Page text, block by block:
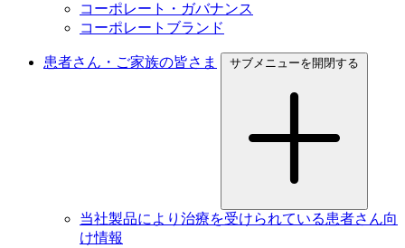
コーポレート・ガバナンス
コーポレートブランド
患者さん・ご家族の皆さま サブメニューを開閉する
当社製品により治療を受けられている患者さん向
け情報